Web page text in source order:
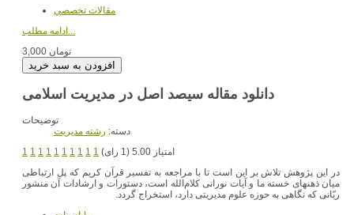
مقالات تخصصي
ادامه مطلب...
3,000 تومان
توضیحات
دسته: رشته مديريت
1 1 1 1 1 1 1 1 1 1
امتیاز 5.00 (1 رای)
در این پژوهش تلاش بر این است تا با مراجعه به تفسیر قرآن کریم که پل ارتباطی
میان ذهنهای خسته ما و آیات نورانی کلام‌الله است، دستورات و ارشادات آن منشور
ربّانی که نگاهی به حوزه علوم مدیریتی دارد، استخراج گردد.